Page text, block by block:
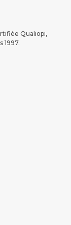
Qualiopi,
1997.